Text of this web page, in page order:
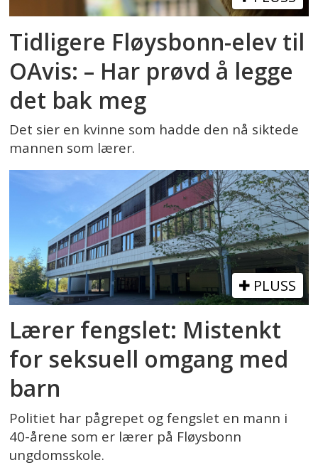
Tidligere Fløysbonn-elev til
OAvis: – Har prøvd å legge
det bak meg
Det sier en kvinne som hadde den nå siktede
mannen som lærer.
PLUSS
Lærer fengslet: Mistenkt
for seksuell omgang med
barn
Politiet har pågrepet og fengslet en mann i
40-årene som er lærer på Fløysbonn
ungdomsskole.